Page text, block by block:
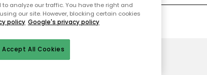
över 499 kr*
analyze our traffic. You have the right and
our site. However, blocking certain cookies
policy Google's privacy policy
Accept All Cookies